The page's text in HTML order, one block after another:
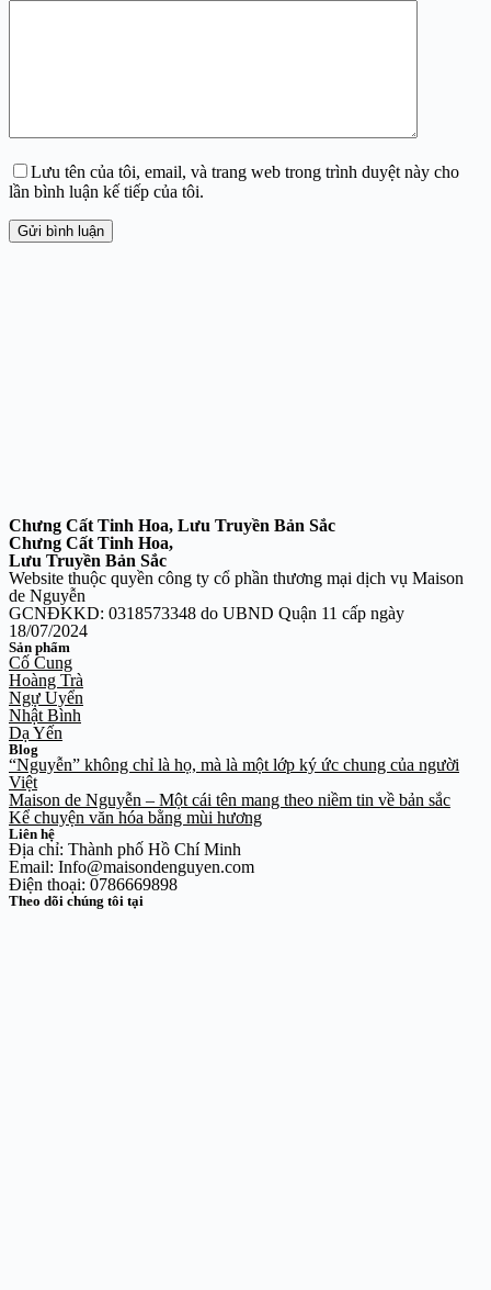
Lưu tên của tôi, email, và trang web trong trình duyệt này cho
lần bình luận kế tiếp của tôi.
Gửi bình luận
Chưng Cất Tinh Hoa, Lưu Truyền Bản Sắc
Chưng Cất Tinh Hoa,
Lưu Truyền Bản Sắc
Website thuộc quyền công ty cổ phần thương mại dịch vụ Maison
de Nguyễn
GCNĐKKD: 0318573348 do UBND Quận 11 cấp ngày
18/07/2024
Sản phẩm
Cố Cung
Hoàng Trà
Ngự Uyển
Nhật Bình
Dạ Yến
Blog
“Nguyễn” không chỉ là họ, mà là một lớp ký ức chung của người
Việt
Maison de Nguyễn – Một cái tên mang theo niềm tin về bản sắc
Kể chuyện văn hóa bằng mùi hương
Liên hệ
Địa chỉ: Thành phố Hồ Chí Minh
Email: Info@maisondenguyen.com
Điện thoại: 0786669898
Theo dõi chúng tôi tại